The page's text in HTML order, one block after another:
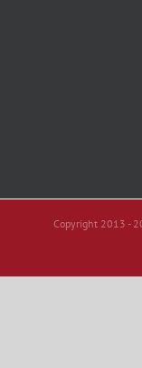
Copyright 2013 -